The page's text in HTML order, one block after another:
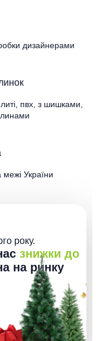
дизайнерами
пвх, з шишками,
межі України
року.
знижки до
на ринку